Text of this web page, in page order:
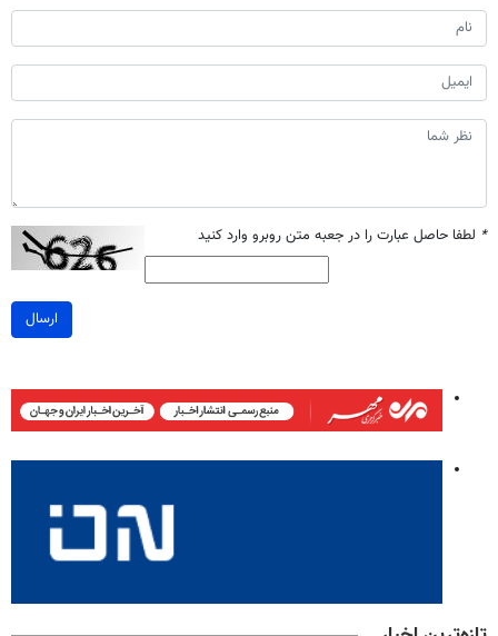
* لطفا حاصل عبارت را در جعبه متن روبرو وارد کنید
ارسال